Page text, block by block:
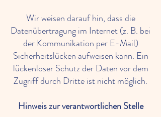
Wir weisen darauf hin, dass die
Datenübertragung im Internet (z. B. bei
der Kommunikation per E-Mail)
Sicherheitslücken aufweisen kann. Ein
lückenloser Schutz der Daten vor dem
Zugriff durch Dritte ist nicht möglich.
Hinweis zur verantwortlichen Stelle